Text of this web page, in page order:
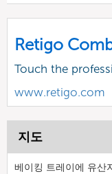
Retigo
Touch the
www.retigo.com
지도
베이킹 트레이에 유산